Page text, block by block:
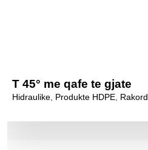
T 45° me qafe te gjate
Hidraulike, Produkte HDPE,